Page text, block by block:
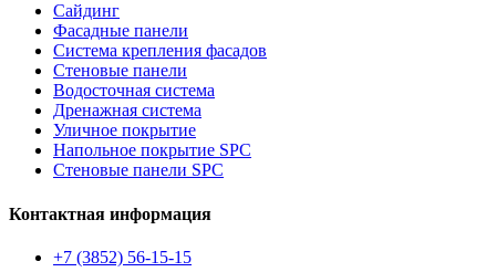
Сайдинг
Фасадные панели
Система крепления фасадов
Стеновые панели
Водосточная система
Дренажная система
Уличное покрытие
Напольное покрытие SPC
Стеновые панели SPC
Контактная информация
+7 (3852) 56-15-15